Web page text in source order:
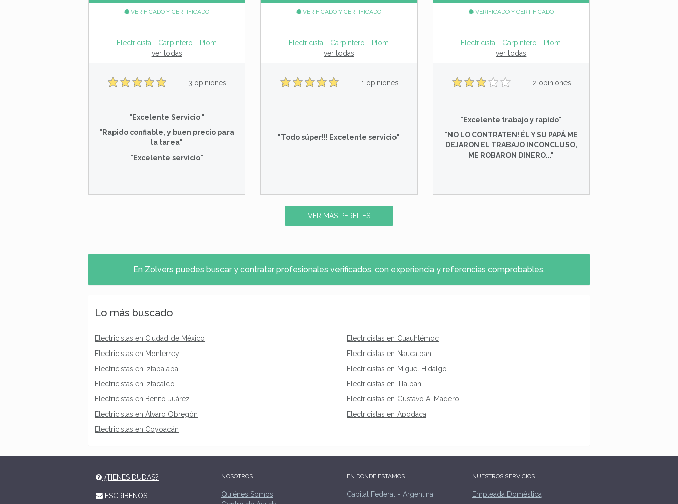
VERIFICADO Y CERTIFICADO
Electricista - Carpintero - Plomero - Jardinero_singular - Pintor - Service Aire acondicionado - Arreglos generales - Gasista
ver todas
3 opiniones
"Excelente Servicio "
"Rapido confiable, y buen precio para
la tarea"
"Excelente servicio"
VERIFICADO Y CERTIFICADO
Electricista - Carpintero - Plomero - Jardinero_singular - Pintor - Arreglos generales
ver todas
1 opiniones
"Todo súper!!! Excelente servicio"
VERIFICADO Y CERTIFICADO
Electricista - Carpintero - Plomero - Jardinero_singular - Pintor -
ver todas
2 opiniones
"Excelente trabajo y rapido"
"NO LO CONTRATEN! ÉL Y SU PAPÁ ME
DEJARON EL TRABAJO INCONCLUSO,
ME ROBARON DINERO..."
VER MÁS PERFILES
En Zolvers puedes buscar y contratar profesionales verificados, con experiencia y referencias comprobables.
Lo más buscado
Electricistas en Ciudad de México
Electricistas en Monterrey
Electricistas en Iztapalapa
Electricistas en Iztacalco
Electricistas en Benito Juárez
Electricistas en Álvaro Obregón
Electricistas en Coyoacán
Electricistas en Cuauhtémoc
Electricistas en Naucalpan
Electricistas en Miguel Hidalgo
Electricistas en Tlalpan
Electricistas en Gustavo A. Madero
Electricistas en Apodaca
¿TIENES DUDAS?
ESCRIBENOS
NOSOTROS
Quiénes Somos
EN DONDE ESTAMOS
Capital Federal - Argentina
NUESTROS SERVICIOS
Empleada Doméstica